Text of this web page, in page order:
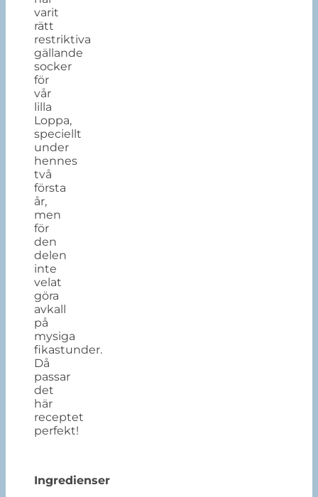
varit
rätt
restriktiva
gällande
socker
för
vår
lilla
Loppa,
speciellt
under
hennes
två
första
år,
men
för
den
delen
inte
velat
göra
avkall
på
mysiga
fikastunder.
Då
passar
det
här
receptet
perfekt!
Ingredienser